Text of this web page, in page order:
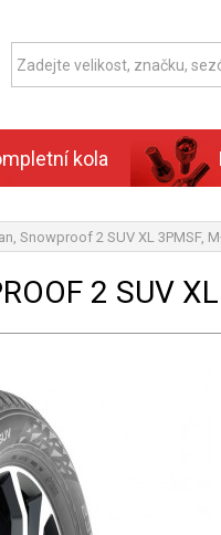
kola
Snowproof 2 SUV XL 3PMSF,
2 SUV